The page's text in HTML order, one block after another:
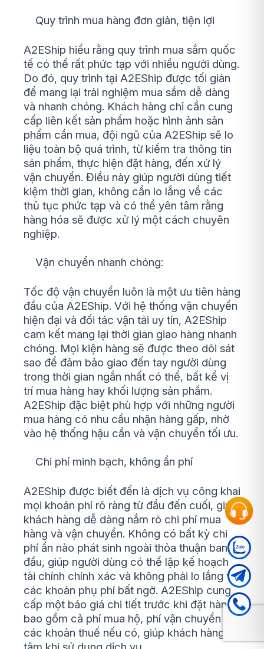
Quy trình mua hàng đơn giản, tiện lợi
A2EShip hiểu rằng quy trình mua sắm quốc
tế có thể rất phức tạp với nhiều người dùng.
Do đó, quy trình tại A2EShip được tối giản
để mang lại trải nghiệm mua sắm dễ dàng
và nhanh chóng. Khách hàng chỉ cần cung
cấp liên kết sản phẩm hoặc hình ảnh sản
phẩm cần mua, đội ngũ của A2EShip sẽ lo
liệu toàn bộ quá trình, từ kiểm tra thông tin
sản phẩm, thực hiện đặt hàng, đến xử lý
vận chuyển. Điều này giúp người dùng tiết
kiệm thời gian, không cần lo lắng về các
thủ tục phức tạp và có thể yên tâm rằng
hàng hóa sẽ được xử lý một cách chuyên
nghiệp.
Vận chuyển nhanh chóng:
Tốc độ vận chuyển luôn là một ưu tiên hàng
đầu của A2EShip. Với hệ thống vận chuyển
hiện đại và đối tác vận tải uy tín, A2EShip
cam kết mang lại thời gian giao hàng nhanh
chóng. Mọi kiện hàng sẽ được theo dõi sát
sao để đảm bảo giao đến tay người dùng
trong thời gian ngắn nhất có thể, bất kể vị
trí mua hàng hay khối lượng sản phẩm.
A2EShip đặc biệt phù hợp với những người
mua hàng có nhu cầu nhận hàng gấp, nhờ
vào hệ thống hậu cần và vận chuyển tối ưu.
Chi phí minh bạch, không ẩn phí
A2EShip được biết đến là dịch vụ công khai
mọi khoản phí rõ ràng từ đầu đến cuối, giúp
khách hàng dễ dàng nắm rõ chi phí mua
hàng và vận chuyển. Không có bất kỳ chi
phí ẩn nào phát sinh ngoài thỏa thuận ban
đầu, giúp người dùng có thể lập kế hoạch
tài chính chính xác và không phải lo lắng về
các khoản phụ phí bất ngờ. A2EShip cung
cấp một báo giá chi tiết trước khi đặt hàng,
bao gồm cả phí mua hộ, phí vận chuyển và
các khoản thuế nếu có, giúp khách hàng an